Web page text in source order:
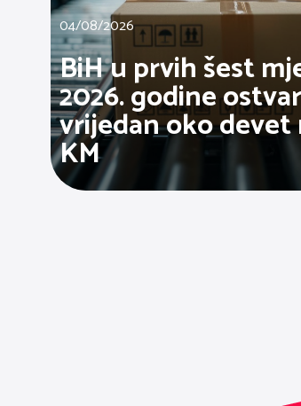
04/08/2026
BiH u prvih šest
2026. godine
vrijedan oko
KM